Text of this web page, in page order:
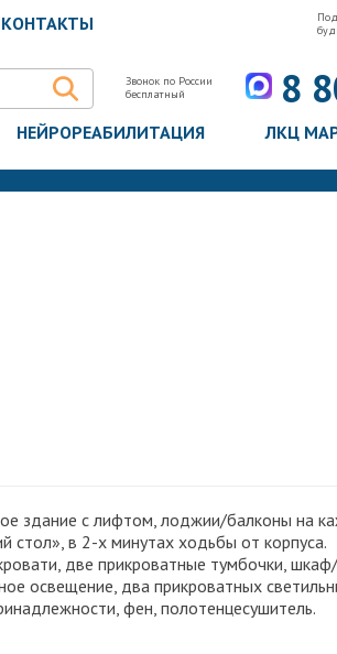
КОНТАКТЫ
Звонок по России
бесплатный
8
НЕЙРОРЕАБИЛИТАЦИЯ ЛКЦ
здание с лифтом, лоджии/балконы на
стол», в 2-х минутах ходьбы от корпуса.
две прикроватные тумбочки,
освещение, два прикроватных
фен, полотенцесушитель.